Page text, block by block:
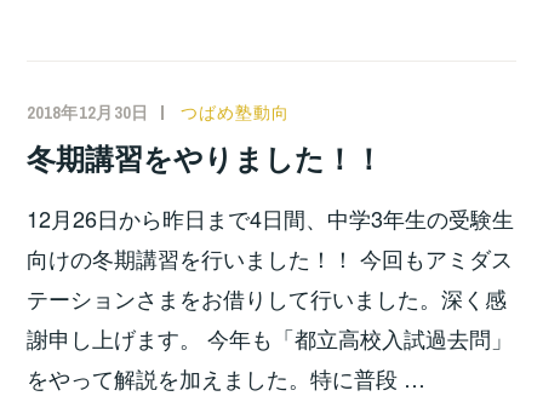
と
ご
ざ
ま
し
た！！
2018年12月30日
小
宮
位
之
つばめ塾動向
冬期講習をやりました！！
12月26日から昨日まで4日間、中学3年生の受験生
向けの冬期講習を行いました！！ 今回もアミダス
テーションさまをお借りして行いました。深く感
謝申し上げます。 今年も「都立高校入試過去問」
をやって解説を加えました。特に普段 …